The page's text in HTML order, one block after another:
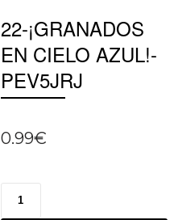
22-¡GRANADOS
EN CIELO AZUL!-
PEV5JRJ
0.99€